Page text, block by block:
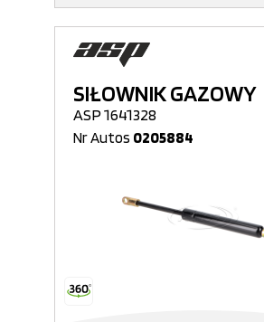
SIŁOWNIK GAZOWY
ASP 1641328
Nr Autos 0205884